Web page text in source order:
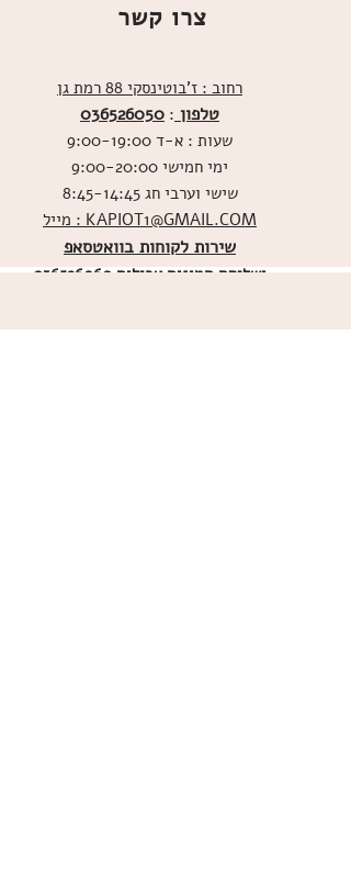
צרו קשר
רחוב : ז'בוטינסקי 88 רמת גן
טלפון :
036526050
שעות : א-ד 9:00-19:00
ימי חמישי 9:00-20:00
שישי וערבי חג 8:45-14:45
מייל : KAPIOT1@GMAIL.COM
שירות לקוחות בוואטסאפ
ושליחת תמונות אכילות 036526060